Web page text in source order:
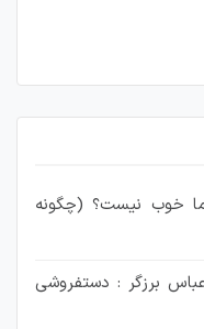
خوب نیست؟ (چگونه
برزگر : دستفروشی